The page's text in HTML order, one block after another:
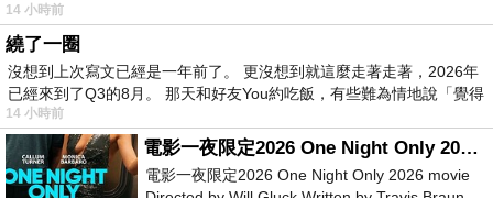
14 小時前
繞了一圈
沒想到上次寫文已經是一年前了。 更沒想到就這麼走著走著，2026年
已經來到了Q3的8月。 那天和好友You約吃飯，有些難為情地說「覺得
14 小時前
電影一夜限定2026 One Night Only 2026 movie
電影一夜限定2026 One Night Only 2026 movie